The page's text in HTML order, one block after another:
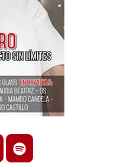
spotify